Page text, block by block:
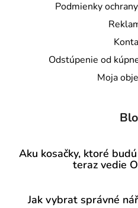
Podmienky
Odstúpenie od
Moja
Aku kosačky, ktoré
teraz vedie
Jak vybrat správné